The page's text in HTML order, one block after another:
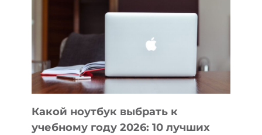
ПОМОГАЮТ
СОЗДАВАТЬ
БЕЗ
СЛОЖНОГО
КОДА
Какой ноутбук выбрать к
учебному году 2026: 10 лучших